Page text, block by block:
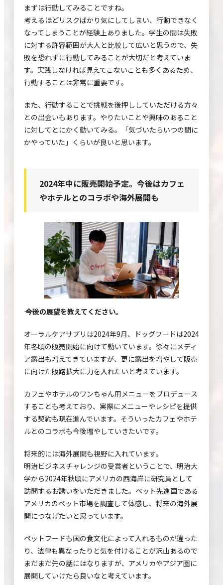
まずは行動してみることですね。
考えるほどリスクばかり気にしてしまい、行動できなく
なってしまうことが経験上ありました。学生の間は失敗
に対する許容範囲が大人と比較して広いと思うので、失
敗を恐れずに行動してみることが大切だと考えていま
す。実践しなければ見えてこないことも多くあるため、
行動することは非常に重要です。
また、行動することで挑戦を後押ししていただける方々
との出会いもあります。やりたいことや興味のあること
に対してとにかく動いてみる。「気づいたらいつの間に
かやっていた」くらいが良いと思います。
2024年中に販売開始予定。今後はカフェ
やホテルとのコラボや海外展開も
―― 今後の展望を教えてください。
オーラルケアサプリは2024年9月、ドッグフードは2024
年冬頃の販売開始に向けて動いています。徐々にメディ
ア露出も増えてきていますが、更に露出を増やして販売
に向けた販路拡大に力を入れたいと考えています。
カフェやホテルのワンちゃん用メニューをプロデュース
することも考えており、実際にメニューやレシピを提供
する契約も現在進んでいます。そういったカフェやホテ
ルとのコラボも今後増やしていきたいです。
将来的には海外展開も視野に入れています。
明治ビジネスチャレンジの受賞者ということで、明治大
学から2024年秋頃にアメリカの西海岸に研究員として
訪問するお誘いをいただきました。ペット先進国である
アメリカのペット市場を調査して体感し、将来の海外展
開につなげたいと思っています。
ペットフードも国の食文化によって入れるものが違った
り、法律も異なったりと気を付けることが沢山あるので
まだまだ先の話にはなりますが、アメリカやアジア圏に
展開していけたら良いなと考えています。